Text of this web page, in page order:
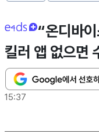
“온디바
킬러 앱 없으면
15:37